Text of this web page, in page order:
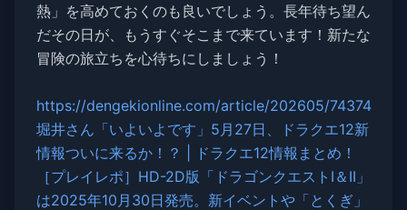
熱」を高めておくのも良いでしょう。長年待ち望ん
だその日が、もうすぐそこまで来ています！新たな
冒険の旅立ちを心待ちにしましょう！
https://dengekionline.com/article/202605/74374
堀井さん「いよいよです」5月27日、ドラクエ12新
情報ついに来るか！？ | ドラクエ12情報まとめ！
［プレイレポ］HD-2D版「ドラゴンクエストI＆II」
は2025年10月30日発売。新イベントや「とくぎ」